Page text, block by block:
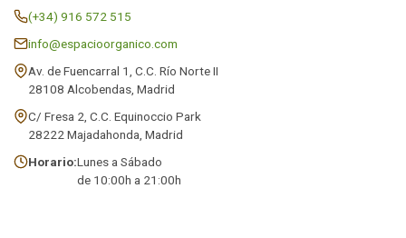
(+34) 916 572 515
info@espacioorganico.com
Av. de Fuencarral 1, C.C. Río Norte II
28108 Alcobendas, Madrid
C/ Fresa 2, C.C. Equinoccio Park
28222 Majadahonda, Madrid
Horario:Lunes a Sábado
de 10:00h a 21:00h